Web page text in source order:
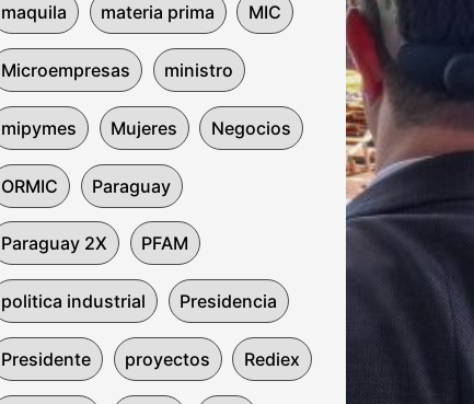
maquila materia prima MIC
Microempresas ministro
mipymes Mujeres Negocios
ORMIC Paraguay
Paraguay 2X PFAM
politica industrial Presidencia
Presidente proyectos Rediex